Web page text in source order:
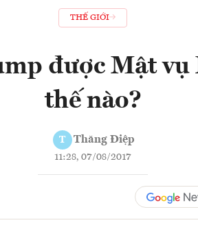
THẾ GIỚI
được Mật vụ
thế nào?
T Thăng Điệp
11:28, 07/08/2017